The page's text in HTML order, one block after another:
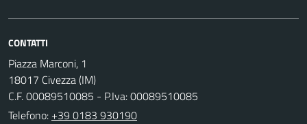
CONTATTI
Piazza Marconi, 1
18017 Civezza (IM)
C.F. 00089510085 - P.Iva: 00089510085
Telefono: +39 0183 930190